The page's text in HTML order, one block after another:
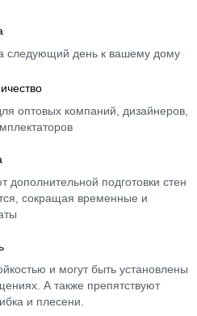
следующий день к вашему дому
оптовых компаний, дизайнеров,
дополнительной подготовки стен
сокращая временные и
и могут быть установлены
А также препятствуют
и плесени.